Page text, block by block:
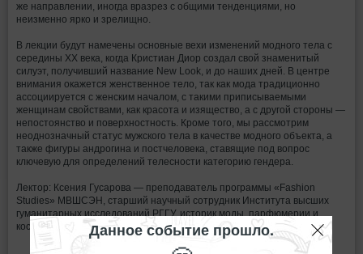
же направлении, иногда вразрез с общими тенденциями, но
неизменно ярко и зрелищно.
В лекции будут намечены основные вехи изменений модного тела с
середины XX века, когда Кристиан Диор создал свой знаменитый
силуэт, получивший название New Look, и до наших дней. В центре
внимания окажется женственное тело, так как мода традиционно
ассоциируется с женским началом, с такими приписываемыми
женщинам свойствами, как красота и изящество, а с другой стороны —
непостоянство и поверхностность. Кроме того, мы рассмотрим
неоднозначный статус мужского тела в качестве модного объекта, а
также фигуры андрогина и постчеловека, ставящие под вопрос
ключевую для определений телесности категорию гендера.
Лектор: Ксения Гусарова — преподаватель программы «Fashion
Studies» МВШСЭН, старший научный сотрудник Института высших
гуманитарных исследований РГГУ, историк моды, парфюмерии и
косметики.
Данное событие прошло.